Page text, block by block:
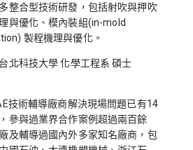
整合型技術研發，包括射吹與押吹
與優化、模內裝組(in-mold
製程機理與優化。
台北科技大學 化學工程系 碩士
技術輔導廠商解決現場問題已有14
參與過業界合作案例超過兩百餘
及輔導過國內外多家知名廠商，包